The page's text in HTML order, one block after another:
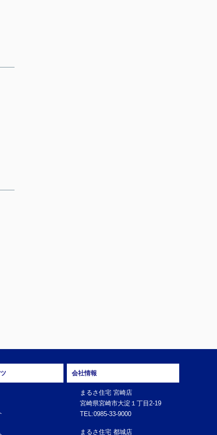
会社情報
まるさ住宅 宮崎店
宮崎県宮崎市大淀１丁目2-19
TEL:0985-33-9000
まるさ住宅 都城店